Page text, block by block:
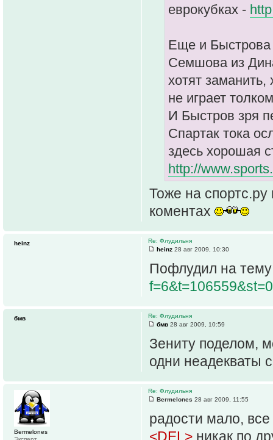
еврокубках -
Еще и
Семшова из
хотят заманить,
не играет
И Быстров зря
Спартак тока
здесь хорошая
http://
Тоже на спортс.ру
коментах
Re: Флудильня
heinz 28 авг 2009, 10:30
Пофлудил на
heinz
Re: Флудильня
бмв 28 авг 2009, 10:59
Зениту поделом,
одни неадекваты
бмв
Re: Флудильня
Bermelones 28 авг 2009, 11:55
радости мало,
<DEL> никак по
Bermelones